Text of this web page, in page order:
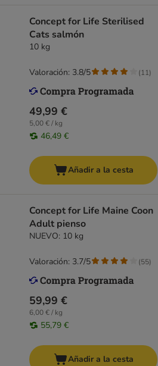
Concept for Life Sterilised
Cats salmón
10 kg
49,99 €
5,00 € / kg
46,49 €
Valoración: 3.8/5 (11)
Añadir a la cesta
Concept for Life Maine Coon
Adult pienso
NUEVO: 10 kg
59,99 €
6,00 € / kg
55,79 €
Valoración: 3.7/5 (55)
Añadir a la cesta